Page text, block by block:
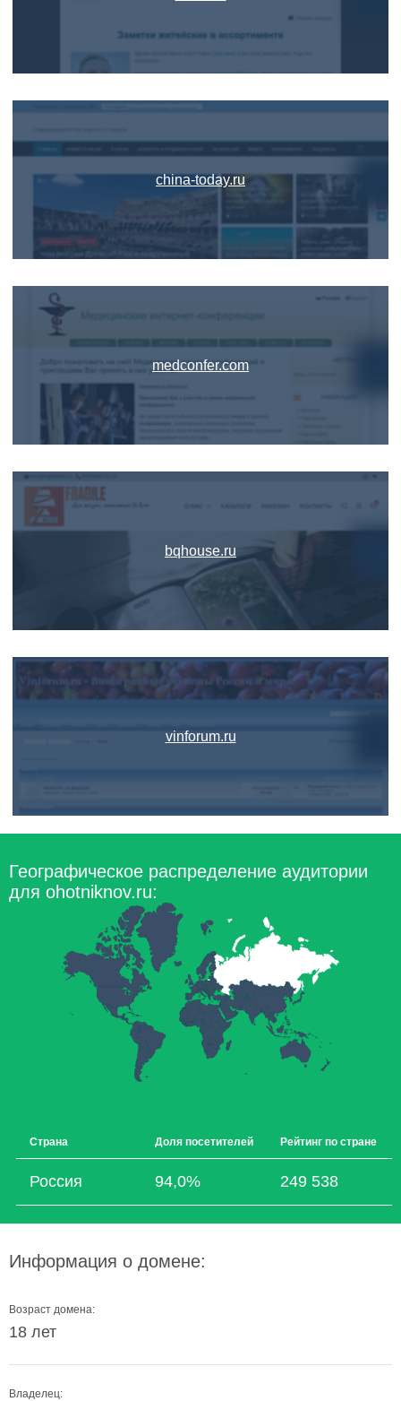
china-today.ru
medconfer.com
bqhouse.ru
vinforum.ru
Географическое распределение аудитории
для ohotniknov.ru:
Страна Доля посетителей Рейтинг по стране
Россия 94,0% 249 538
Информация о домене:
Возраст домена:
18 лет
Владелец: